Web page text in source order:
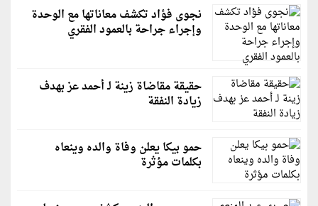
نجوى فؤاد تكشف معاناتها مع الوحدة
وإجراء جراحة بالعمود الفقري
حقيقة مقاضاة زينة لـ أحمد عز بهدف
زيادة النفقة
حمو بيكا يعلن وفاة والده وينعاه
بكلمات مؤثرة